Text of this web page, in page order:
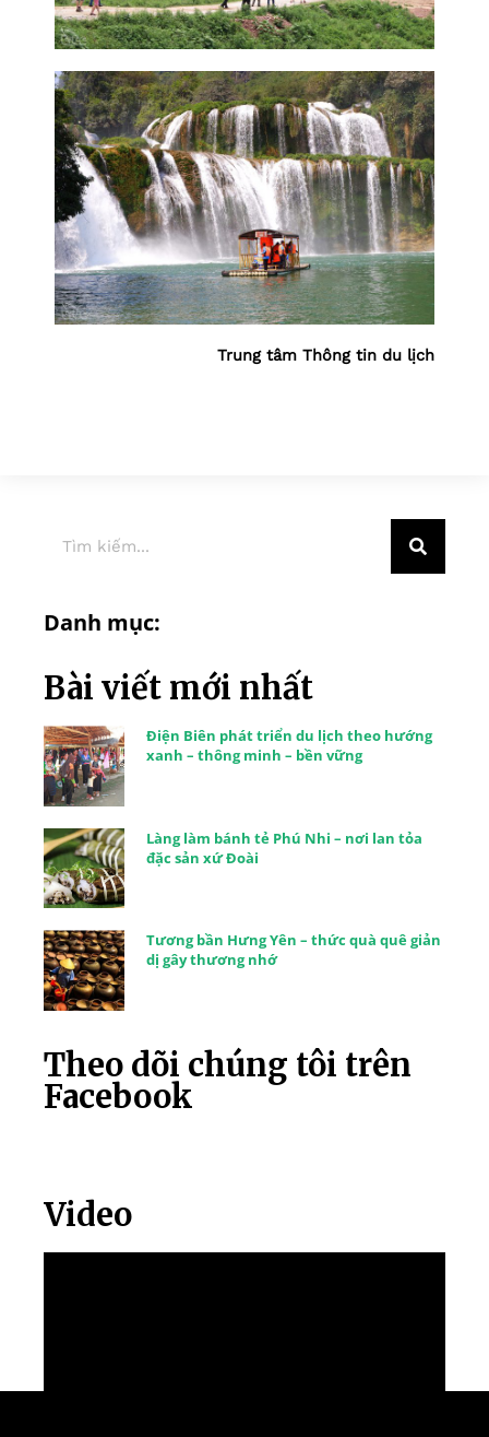
Trung tâm Thông tin du lịch
Danh mục:
Bài viết mới nhất
Điện Biên phát triển du lịch theo hướng
xanh – thông minh – bền vững
Làng làm bánh tẻ Phú Nhi – nơi lan tỏa
đặc sản xứ Đoài
Tương bần Hưng Yên – thức quà quê giản
dị gây thương nhớ
Theo dõi chúng tôi trên
Facebook
Video